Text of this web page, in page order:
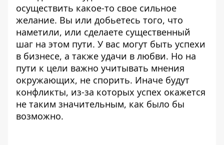
осуществить какое-то свое сильное
желание. Вы или добьетесь того, что
наметили, или сделаете существенный
шаг на этом пути. У вас могут быть успехи
в бизнесе, а также удачи в любви. Но на
пути к цели важно учитывать мнения
окружающих, не спорить. Иначе будут
конфликты, из-за которых успех окажется
не таким значительным, как было бы
возможно.